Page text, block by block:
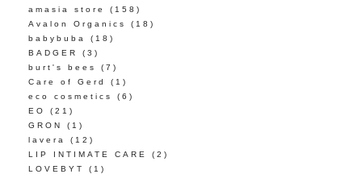
amasia store
(158)
Avalon Organics
(18)
babybuba
(18)
BADGER
(3)
burt's bees
(7)
Care of Gerd
(1)
eco cosmetics
(6)
EO
(21)
GRON
(1)
lavera
(12)
LIP INTIMATE CARE
(2)
LOVEBYT
(1)